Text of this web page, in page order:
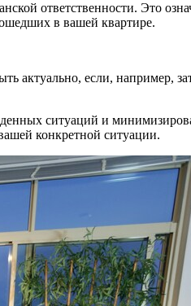
ответственности. Это
в вашей квартире.
актуально, если, например,
ситуаций и
конкретной ситуации.